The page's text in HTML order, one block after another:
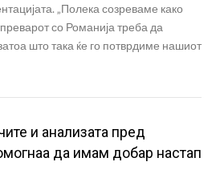
„Полека созреваме како
со Романија треба да
што така ќе го потврдиме нашиот
и анализата пред
да имам добар настап